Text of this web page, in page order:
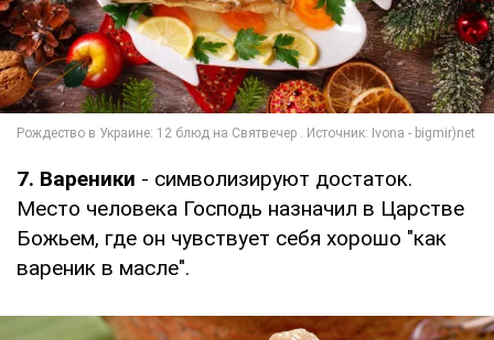
7. Вареники - символизируют достаток.
Место человека Господь назначил в Царстве
Божьем, где он чувствует себя хорошо "как
вареник в масле".